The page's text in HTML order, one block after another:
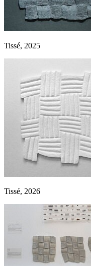
Tissé, 2025
Tissé, 2026